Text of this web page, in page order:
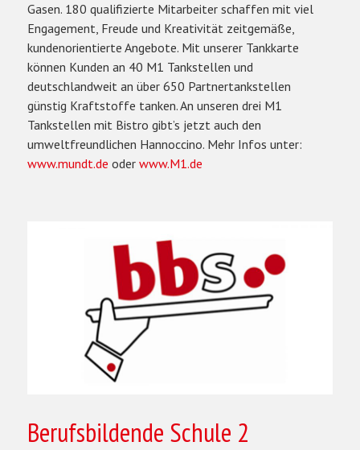
Gasen. 180 qualifizierte Mitarbeiter schaffen mit viel
Engagement, Freude und Kreativität zeitgemäße,
kundenorientierte Angebote. Mit unserer Tankkarte
können Kunden an 40 M1 Tankstellen und
deutschlandweit an über 650 Partnertankstellen
günstig Kraftstoffe tanken. An unseren drei M1
Tankstellen mit Bistro gibt’s jetzt auch den
umweltfreundlichen Hannoccino. Mehr Infos unter:
www.mundt.de oder www.M1.de
Berufsbildende Schule 2